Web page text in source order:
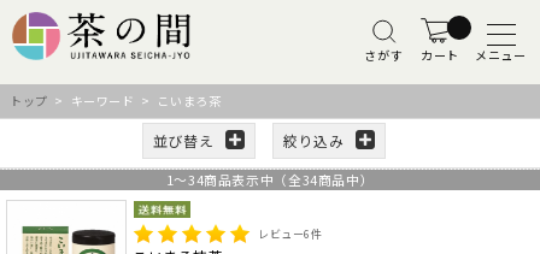
さがす カート メニュー
トップ > キーワード > こいまろ茶
並び替え 絞り込み
1～34商品表示中（全34商品中）
レビュー6件